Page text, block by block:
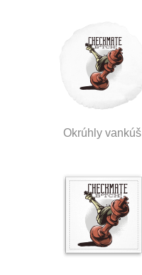
Okrúhly vankúš